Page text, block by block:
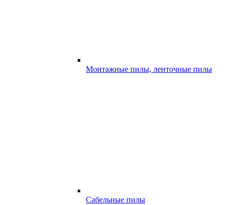
Монтажные пилы, ленточные пилы
Сабельные пилы